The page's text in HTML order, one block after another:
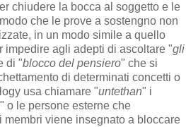
chiudere la bocca al soggetto e le
che le prove a sostengno non
in un modo simile a quello
impedire agli adepti di ascoltare "gli
di "blocco del pensiero" che si
di determinati concetti o
usa chiamare "untethan" i
o le persone esterne che
membri viene insegnato a bloccare